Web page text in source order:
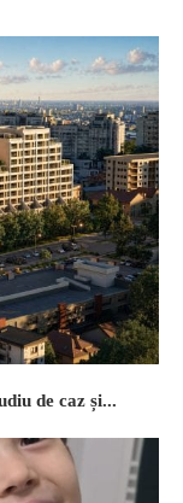
de caz și...